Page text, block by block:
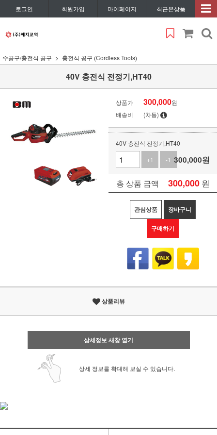
로그인 회원가입 마이페이지 최근본상품
수공구/충전식 공구 충전식 공구 (Cordless Tools)
40V 충전식 전정기,HT40
상품가 300,000원
배송비
(차등)
40V 충전식 전정기,HT40
+1
-1 300,000원
총 상품 금액 300,000 원
관심상품 장바구니
구매하기
상품리뷰
상세정보 새창 열기
상세 정보를 확대해 보실 수 있습니다.